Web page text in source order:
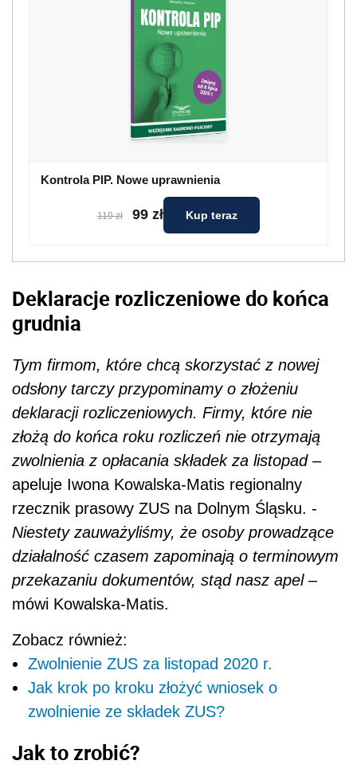
Kontrola PIP. Nowe uprawnienia
119 zł 99 zł Kup teraz
Deklaracje rozliczeniowe do końca
grudnia
Tym firmom, które chcą skorzystać z nowej
odsłony tarczy przypominamy o złożeniu
deklaracji rozliczeniowych. Firmy, które nie
złożą do końca roku rozliczeń nie otrzymają
zwolnienia z opłacania składek za listopad–
apeluje Iwona Kowalska-Matis regionalny
rzecznik prasowy ZUS na Dolnym Śląsku. -
Niestety zauważyliśmy, że osoby prowadzące
działalność czasem zapominają o terminowym
przekazaniu dokumentów, stąd nasz apel–
mówi Kowalska-Matis.
Zobacz również:
Zwolnienie ZUS za listopad 2020 r.
Jak krok po kroku złożyć wniosek o
zwolnienie ze składek ZUS?
Jak to zrobić?